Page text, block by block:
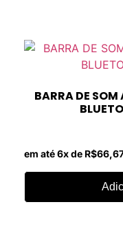
BARRA DE
em até 6x de R$